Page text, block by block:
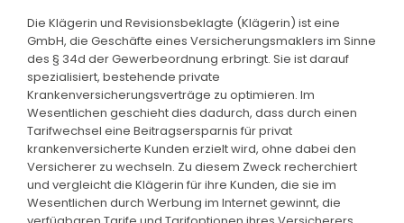
Die Klägerin und Revisionsbeklagte (Klägerin) ist eine
GmbH, die Geschäfte eines Versicherungsmaklers im Sinne
des § 34d der Gewerbeordnung erbringt. Sie ist darauf
spezialisiert, bestehende private
Krankenversicherungsverträge zu optimieren. Im
Wesentlichen geschieht dies dadurch, dass durch einen
Tarifwechsel eine Beitragsersparnis für privat
krankenversicherte Kunden erzielt wird, ohne dabei den
Versicherer zu wechseln. Zu diesem Zweck recherchiert
und vergleicht die Klägerin für ihre Kunden, die sie im
Wesentlichen durch Werbung im Internet gewinnt, die